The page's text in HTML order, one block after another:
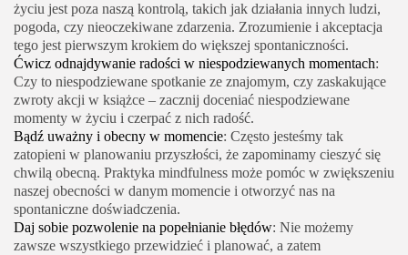
życiu jest poza naszą kontrolą, takich jak działania innych ludzi,
pogoda, czy nieoczekiwane zdarzenia. Zrozumienie i akceptacja
tego jest pierwszym krokiem do większej spontaniczności.
Ćwicz odnajdywanie radości w niespodziewanych momentach:
Czy to niespodziewane spotkanie ze znajomym, czy zaskakujące
zwroty akcji w książce – zacznij doceniać niespodziewane
momenty w życiu i czerpać z nich radość.
Bądź uważny i obecny w momencie: Często jesteśmy tak
zatopieni w planowaniu przyszłości, że zapominamy cieszyć się
chwilą obecną. Praktyka mindfulness może pomóc w zwiększeniu
naszej obecności w danym momencie i otworzyć nas na
spontaniczne doświadczenia.
Daj sobie pozwolenie na popełnianie błędów: Nie możemy
zawsze wszystkiego przewidzieć i planować, a zatem